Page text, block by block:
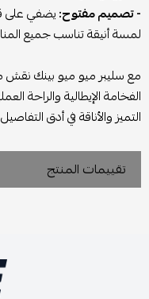
- تصميم مفتوح:يضفي على
لمسة أنيقة تناسب جميع
مع سليبر ميو ميو بينك نقش
الفخامة الإيطالية والراحة
التميز والأناقة في أدق التفاصيل.
تقييمات المنتج